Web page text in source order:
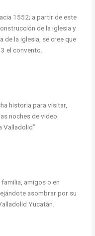
1552; a partir de este
de la iglesia y
de la iglesia, se cree que
el convento.
historia para visitar,
noches de video
Valladolid”
amigos o en
asombrar por su
Yucatán.